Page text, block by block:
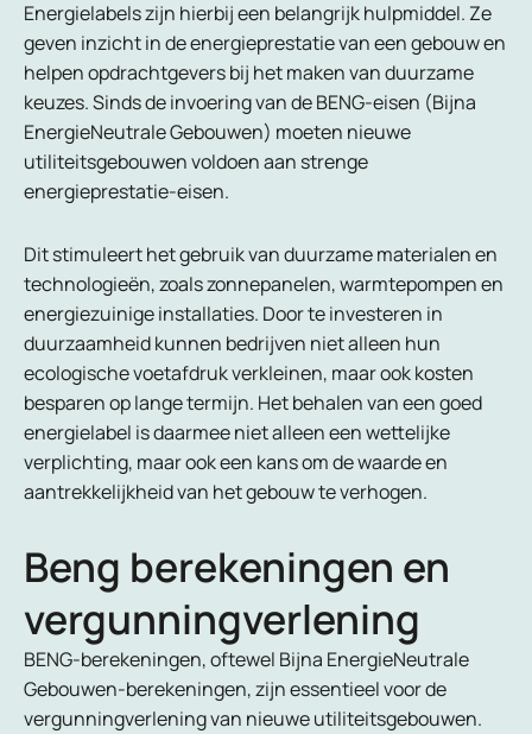
Energielabels zijn hierbij een belangrijk hulpmiddel. Ze
geven inzicht in de energieprestatie van een gebouw en
helpen opdrachtgevers bij het maken van duurzame
keuzes. Sinds de invoering van de BENG-eisen (Bijna
EnergieNeutrale Gebouwen) moeten nieuwe
utiliteitsgebouwen voldoen aan strenge
energieprestatie-eisen.
Dit stimuleert het gebruik van duurzame materialen en
technologieën, zoals zonnepanelen, warmtepompen en
energiezuinige installaties. Door te investeren in
duurzaamheid kunnen bedrijven niet alleen hun
ecologische voetafdruk verkleinen, maar ook kosten
besparen op lange termijn. Het behalen van een goed
energielabel is daarmee niet alleen een wettelijke
verplichting, maar ook een kans om de waarde en
aantrekkelijkheid van het gebouw te verhogen.
Beng berekeningen en
vergunningverlening
BENG-berekeningen, oftewel Bijna EnergieNeutrale
Gebouwen-berekeningen, zijn essentieel voor de
vergunningverlening van nieuwe utiliteitsgebouwen.